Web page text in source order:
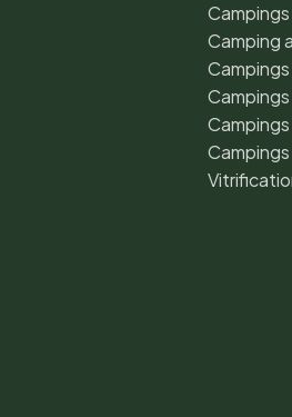
Camping